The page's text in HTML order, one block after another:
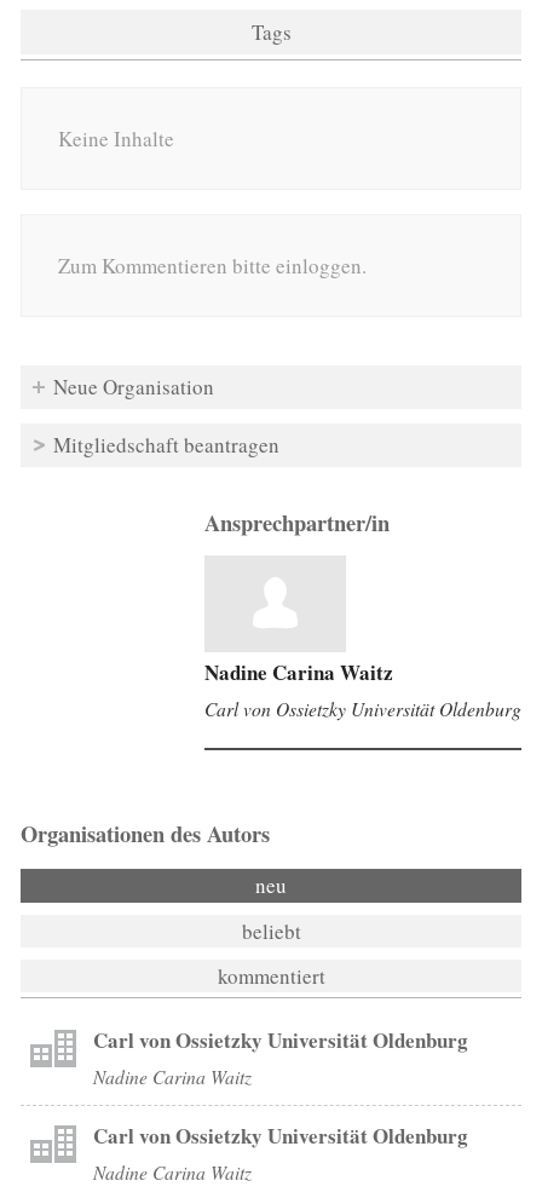
Tags
Keine Inhalte
Zum Kommentieren bitte einloggen.
Neue Organisation
Mitgliedschaft beantragen
Ansprechpartner/in
Nadine Carina Waitz
Carl von Ossietzky Universität Oldenburg
Organisationen des Autors
neu
beliebt
kommentiert
Carl von Ossietzky Universität Oldenburg
Nadine Carina Waitz
Carl von Ossietzky Universität Oldenburg
Nadine Carina Waitz